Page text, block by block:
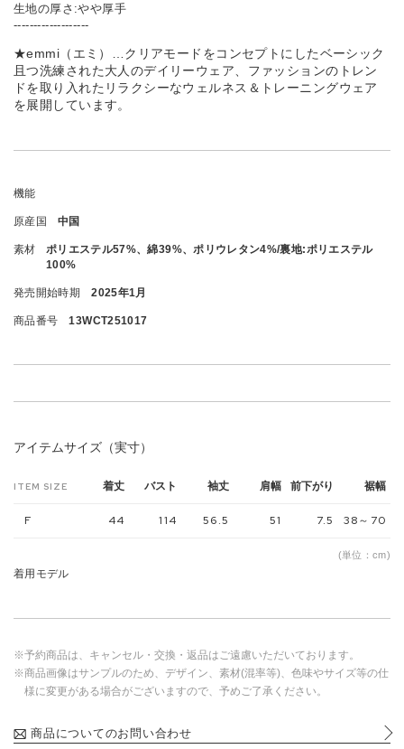
生地の厚さ:やや厚手
-------------------
★emmi（エミ）…クリアモードをコンセプトにしたベーシック
且つ洗練された大人のデイリーウェア、ファッションのトレン
ドを取り入れたリラクシーなウェルネス＆トレーニングウェア
を展開しています。
機能
原産国 中国
素材
ポリエステル57%、綿39%、ポリウレタン4%/裏地:ポリエステル
100%
発売開始時期 2025年1月
商品番号 13WCT251017
アイテムサイズ（実寸）
ITEM SIZE 着丈 バスト 袖丈 肩幅 前下がり 裾幅
F 44 114 56.5 51 7.5 38～70
(単位：cm)
着用モデル
※予約商品は、キャンセル・交換・返品はご遠慮いただいております。
※商品画像はサンプルのため、デザイン、素材(混率等)、色味やサイズ等の仕
様に変更がある場合がございますので、予めご了承ください。
商品についてのお問い合わせ